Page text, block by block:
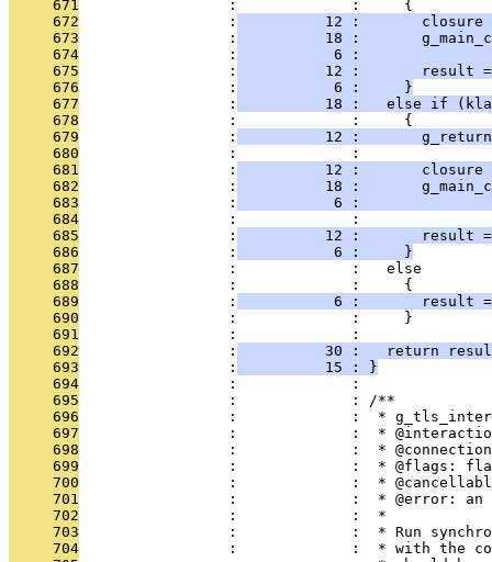
     671
                 :             :     {
     672
                 :
12 :       closure
     673
                 :
18 :
     674
                 :
6 :
     675
                 :
12 :       result
     676
                 :
           6 :     }
     677
                 :
18 :   else if
     678
                 :             :     {
     679
                 :
12 :
     680
                 :             :
     681
                 :
12 :       closure
     682
                 :
18 :
     683
                 :
6 :
     684
                 :             :
     685
                 :
12 :       result
     686
                 :
           6 :     }
     687
                 :             :   else
     688
                 :             :     {
     689
                 :
6 :       result
     690
                 :             :     }
     691
                 :             :
     692
                 :
30 :   return
     693
                 :
          15 : }
     694
                 :             :
     695
                 :             : /**
     696
:             :  *
     697
:             :  *
     698
:             :  *
     699
:             :  * @flags:
     700
:             :  *
     701
:             :  * @error:
     702
                 :             :  *
     703
:             :  * Run
     704
:             :  * with the